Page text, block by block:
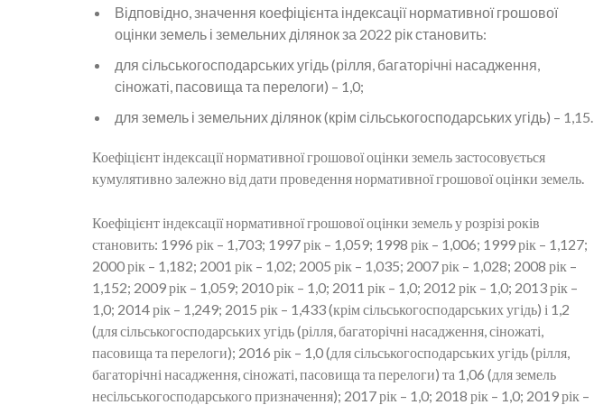
Відповідно, значення коефіцієнта індексації нормативної грошової
оцінки земель і земельних ділянок за 2022 рік становить:
для сільськогосподарських угідь (рілля, багаторічні насадження,
сіножаті, пасовища та перелоги) – 1,0;
для земель і земельних ділянок (крім сільськогосподарських угідь) – 1,15.
Коефіцієнт індексації нормативної грошової оцінки земель застосовується
кумулятивно залежно від дати проведення нормативної грошової оцінки земель.
Коефіцієнт індексації нормативної грошової оцінки земель у розрізі років
становить: 1996 рік – 1,703; 1997 рік – 1,059; 1998 рік – 1,006; 1999 рік – 1,127;
2000 рік – 1,182; 2001 рік – 1,02; 2005 рік – 1,035; 2007 рік – 1,028; 2008 рік –
1,152; 2009 рік – 1,059; 2010 рік – 1,0; 2011 рік – 1,0; 2012 рік – 1,0; 2013 рік –
1,0; 2014 рік – 1,249; 2015 рік – 1,433 (крім сільськогосподарських угідь) і 1,2
(для сільськогосподарських угідь (рілля, багаторічні насадження, сіножаті,
пасовища та перелоги); 2016 рік – 1,0 (для сільськогосподарських угідь (рілля,
багаторічні насадження, сіножаті, пасовища та перелоги) та 1,06 (для земель
несільськогосподарського призначення); 2017 рік – 1,0; 2018 рік – 1,0; 2019 рік –